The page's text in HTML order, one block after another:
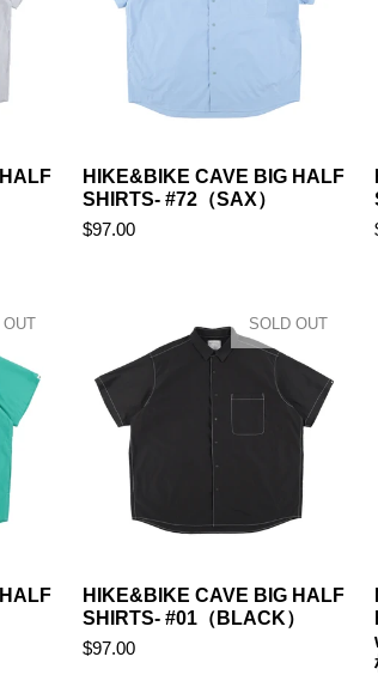
HIKE&BIKE CAVE BIG HALF
SHIRTS- #72（SAX）
$97.00
OUT
HIKE&BIKE CAVE BIG HALF
SHIRTS- #01（BLACK）
$97.00
SOLD OUT